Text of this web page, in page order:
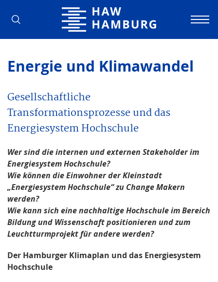
Hochschule für Angewandte
Energie und Klimawandel
Gesellschaftliche
Transformationsprozesse und das
Energiesystem Hochschule
Wer sind die internen und externen Stakeholder im
Energiesystem Hochschule?
Wie können die Einwohner der Kleinstadt
„Energiesystem Hochschule“ zu Change Makern
werden?
Wie kann sich eine nachhaltige Hochschule im Bereich
Bildung und Wissenschaft positionieren und zum
Leuchtturmprojekt für andere werden?
Der Hamburger Klimaplan und das Energiesystem
Hochschule